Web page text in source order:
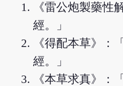
《雷公炮製藥性
經。」
《得配本草》：
經。」
《本草求真》：